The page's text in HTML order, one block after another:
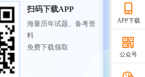
扫码下载APP
海量历年试题、备考资
料
免费下载领取
APP下载
公众号